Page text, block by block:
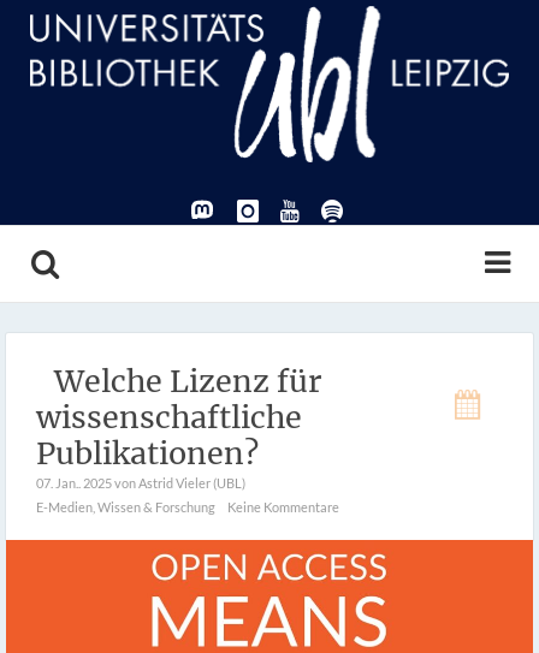
Welche Lizenz für
wissenschaftliche
Publikationen?
07. Jan.. 2025von Astrid Vieler (UBL)
E-Medien Wissen & Forschung Keine Kommentare